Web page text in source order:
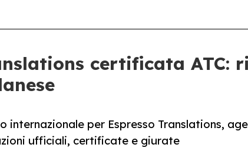
certificata ATC:
internazionale per Espresso Translations,
ufficiali, certificate e giurate